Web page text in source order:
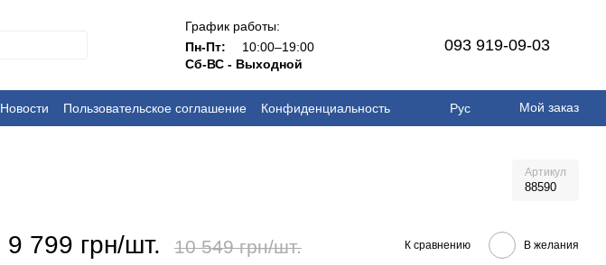
График работы:
Пн-Пт:
10:00–19:00
Сб-ВС - Выходной
093 919-09-03
Новости Пользовательское соглашение Конфиденциальность Рус Мой заказ
Артикул
88590
9 799 грн/шт. 10 549 грн/шт. К сравнению В желания